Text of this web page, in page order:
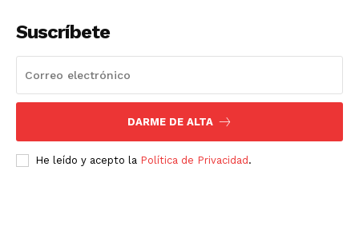
Suscríbete
DARME DE ALTA
He leído y acepto la Política de Privacidad .